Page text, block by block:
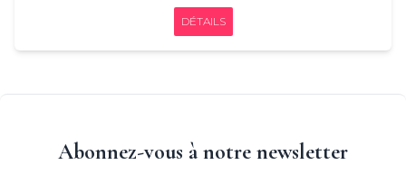
DÉTAILS
Abonnez-vous à notre newsletter